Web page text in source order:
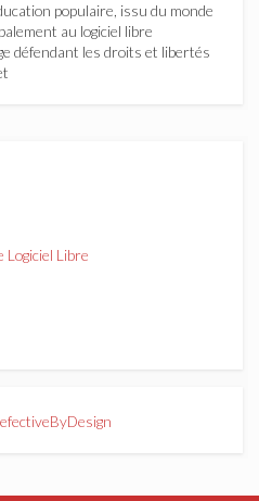
populaire, issu du monde
au logiciel libre
défendant les droits et libertés
Logiciel Libre